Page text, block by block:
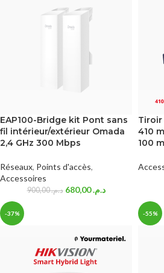
EAP100-Bridge kit Pont sans
fil intérieur/extérieur Omada
2,4 GHz 300 Mbps
Réseaux, Points d'accès,
Accessoires
د.م.900,00 د.م.680,00
Tiroir
410
100
-37% -55%